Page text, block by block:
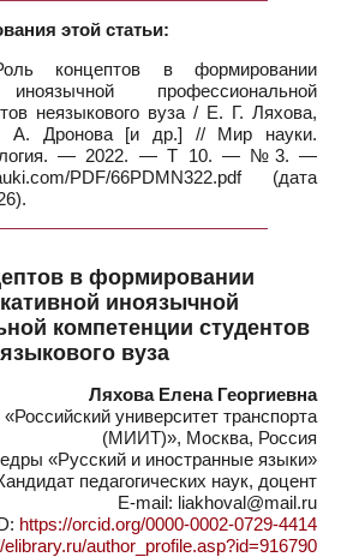
этой статьи:
концептов в формировании
иноязычной профессиональной
неязыкового вуза / Е. Г. Ляхова,
А. Дронова [и др.] // Мир науки.
— 2022. — Т 10. — №3. —
PDF/66PDMN322.pdf (дата
в формировании
иноязычной
компетенции студентов
вуза
Ляхова Елена Георгиевна
университет транспорта
(МИИТ)», Москва, Россия
«Русский и иностранные языки»
педагогических наук, доцент
E-mail: liakhoval@mail.ru
https://orcid.org/0000-0002-0729-4414
elibrary.ru/author_profile.asp?id=916790